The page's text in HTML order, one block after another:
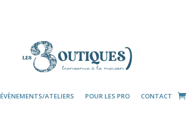
ÉVÈNEMENTS/ATELIERS POUR LES PRO CONTACT